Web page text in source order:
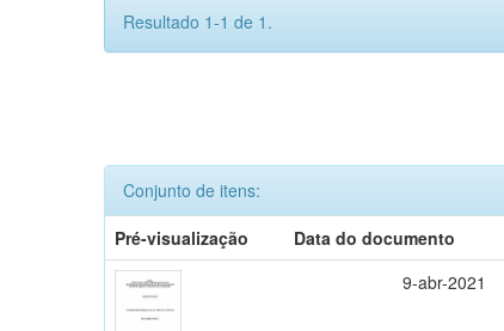
Resultado 1-1 de 1.
Conjunto de itens:
Pré-visualização
Data do documento
9-abr-2021